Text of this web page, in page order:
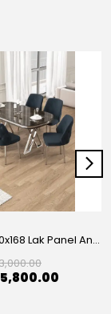
Afe Serisi 90x168 Lak Panel Antrasit İroni Masa ve 6 Sandalye Krom Kaplama Ayak